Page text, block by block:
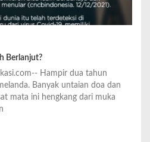
Berlanjut?
Hampir dua tahun
Banyak untaian doa dan
mata ini hengkang dari muka